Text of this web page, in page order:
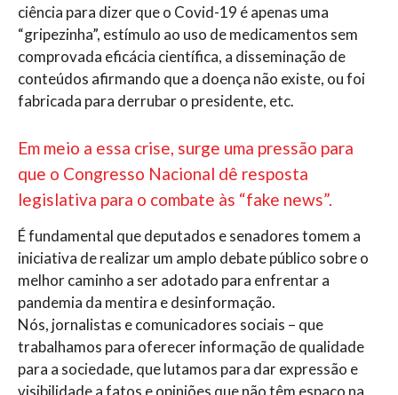
ciência para dizer que o Covid-19 é apenas uma
“gripezinha”, estímulo ao uso de medicamentos sem
comprovada eficácia científica, a disseminação de
conteúdos afirmando que a doença não existe, ou foi
fabricada para derrubar o presidente, etc.
Em meio a essa crise, surge uma pressão para
que o Congresso Nacional dê resposta
legislativa para o combate às “fake news”.
É fundamental que deputados e senadores tomem a
iniciativa de realizar um amplo debate público sobre o
melhor caminho a ser adotado para enfrentar a
pandemia da mentira e desinformação.
Nós, jornalistas e comunicadores sociais – que
trabalhamos para oferecer informação de qualidade
para a sociedade, que lutamos para dar expressão e
visibilidade a fatos e opiniões que não têm espaço na